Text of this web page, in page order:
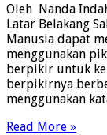
Oleh Nanda
Latar Belakang
Manusia dapat
menggunakan
berpikir untuk
berpikirnya
menggunakan
Read More »